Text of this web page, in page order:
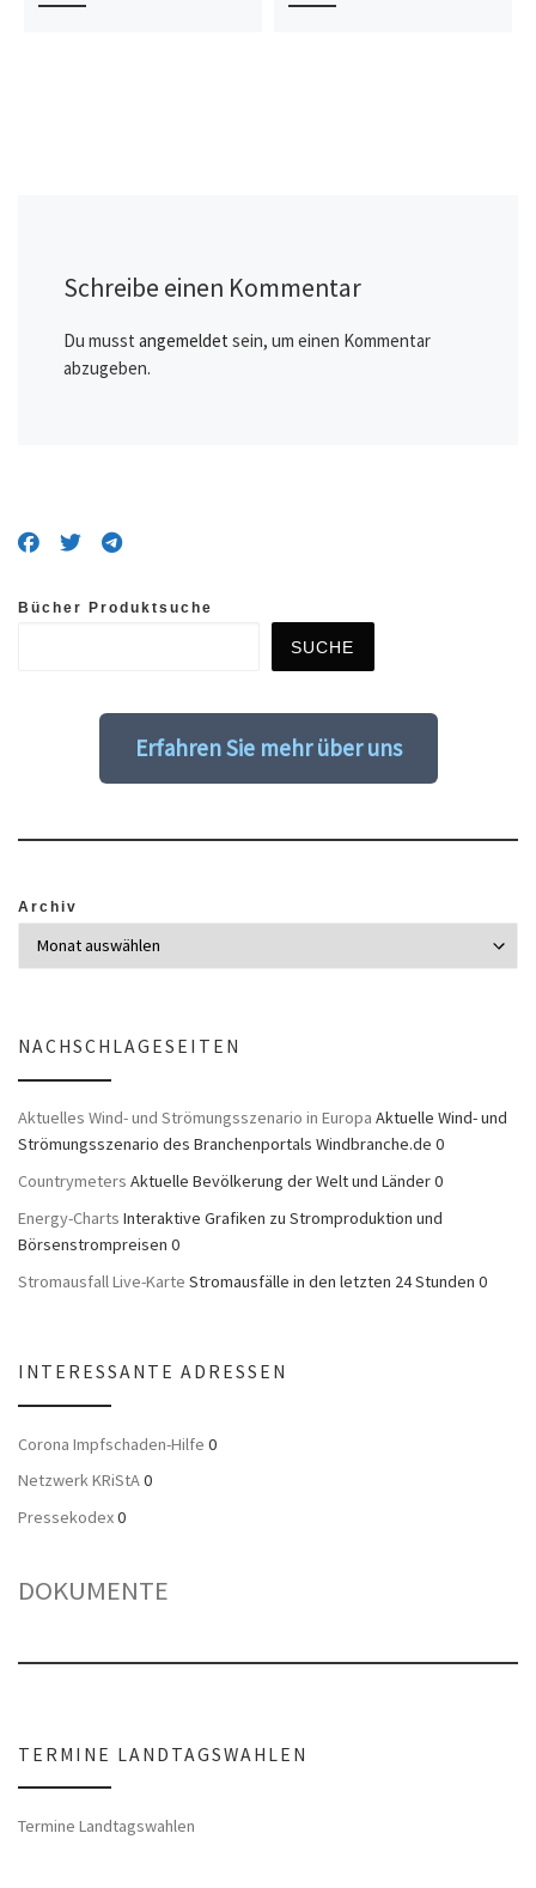
Schreibe einen Kommentar
Du musst angemeldet sein, um einen Kommentar
abzugeben.
Bücher Produktsuche
SUCHE
Erfahren Sie mehr über uns
Archiv
NACHSCHLAGESEITEN
Aktuelles Wind- und Strömungsszenario in Europa Aktuelle Wind- und
Strömungsszenario des Branchenportals Windbranche.de 0
Countrymeters Aktuelle Bevölkerung der Welt und Länder 0
Energy-Charts Interaktive Grafiken zu Stromproduktion und
Börsenstrompreisen 0
Stromausfall Live-Karte Stromausfälle in den letzten 24 Stunden 0
INTERESSANTE ADRESSEN
Corona Impfschaden-Hilfe 0
Netzwerk KRiStA0
Pressekodex0
DOKUMENTE
TERMINE LANDTAGSWAHLEN
Termine Landtagswahlen